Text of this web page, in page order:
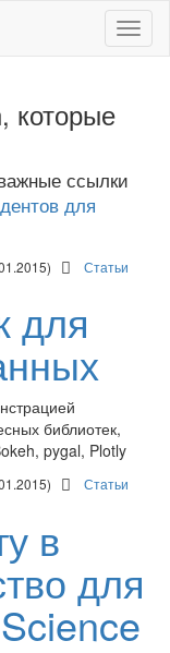
которые
ссылки
для
Статьи
для
библиотек,
pygal, Plotly
Статьи
в
для